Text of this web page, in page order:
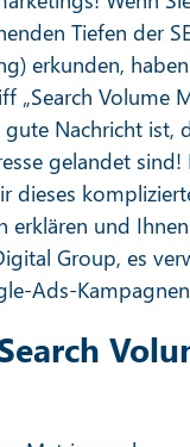
Tiefen der
erkunden,
„Search Volume
Nachricht ist,
gelandet sind!
dieses
erklären und
Group, es
Ads-